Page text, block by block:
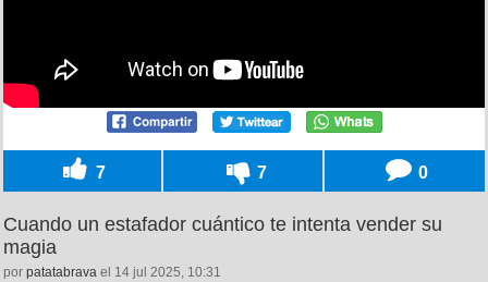
7 7 0
Cuando un estafador cuántico te intenta vender su
magia
por patatabrava el 14 jul 2025, 10:31